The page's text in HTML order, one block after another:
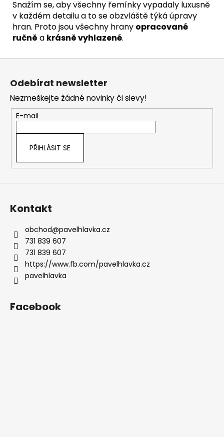
Snažím se, aby všechny řemínky vypadaly luxusně
v každém detailu a to se obzvláště týká úpravy
hran. Proto jsou všechny hrany opracované
ručně a krásně vyhlazené.
Odebírat newsletter
Nezmeškejte žádné novinky či slevy!
E-mail
PŘIHLÁSIT SE
Kontakt
obchod@pavelhlavka.cz
731 839 607
731 839 607
https://www.fb.com/pavelhlavka.cz
pavelhlavka
Facebook